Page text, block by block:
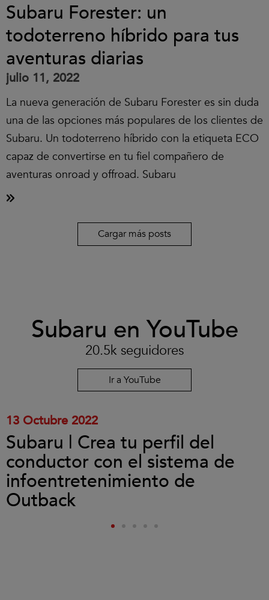
Subaru Forester: un
todoterreno híbrido para tus
aventuras diarias
julio 11, 2022
La nueva generación de Subaru Forester es sin duda
una de las opciones más populares de los clientes de
Subaru. Un todoterreno híbrido con la etiqueta ECO
capaz de convertirse en tu fiel compañero de
aventuras onroad y offroad. Subaru
Cargar más posts
Subaru en YouTube
20.5k seguidores
Ir a YouTube
aceptar
13 Octubre 2022
Subaru | Crea tu perfil del
conductor con el sistema de
infoentretenimiento de
Outback